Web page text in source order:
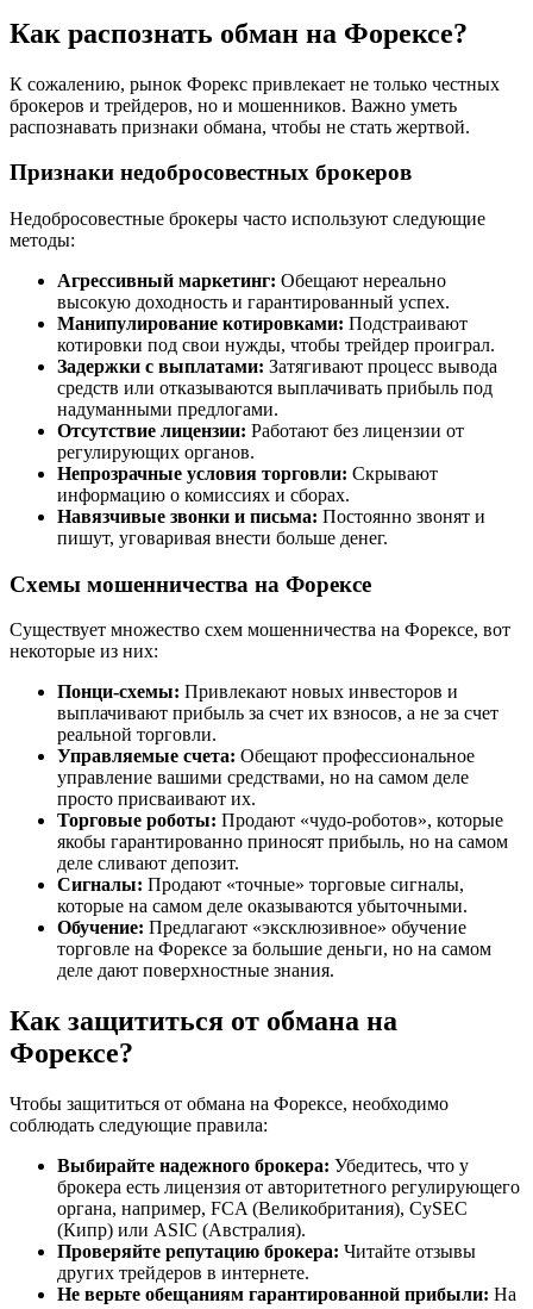
Как распознать обман на Форексе?
К сожалению, рынок Форекс привлекает не только честных
брокеров и трейдеров, но и мошенников. Важно уметь
распознавать признаки обмана, чтобы не стать жертвой.
Признаки недобросовестных брокеров
Недобросовестные брокеры часто используют следующие
методы:
Агрессивный маркетинг: Обещают нереально
высокую доходность и гарантированный успех.
Манипулирование котировками: Подстраивают
котировки под свои нужды, чтобы трейдер проиграл.
Задержки с выплатами: Затягивают процесс вывода
средств или отказываются выплачивать прибыль под
надуманными предлогами.
Отсутствие лицензии: Работают без лицензии от
регулирующих органов.
Непрозрачные условия торговли: Скрывают
информацию о комиссиях и сборах.
Навязчивые звонки и письма: Постоянно звонят и
пишут, уговаривая внести больше денег.
Схемы мошенничества на Форексе
Существует множество схем мошенничества на Форексе, вот
некоторые из них:
Понци-схемы: Привлекают новых инвесторов и
выплачивают прибыль за счет их взносов, а не за счет
реальной торговли.
Управляемые счета: Обещают профессиональное
управление вашими средствами, но на самом деле
просто присваивают их.
Торговые роботы: Продают «чудо-роботов», которые
якобы гарантированно приносят прибыль, но на самом
деле сливают депозит.
Сигналы: Продают «точные» торговые сигналы,
которые на самом деле оказываются убыточными.
Обучение: Предлагают «эксклюзивное» обучение
торговле на Форексе за большие деньги, но на самом
деле дают поверхностные знания.
Как защититься от обмана на
Форексе?
Чтобы защититься от обмана на Форексе, необходимо
соблюдать следующие правила:
Выбирайте надежного брокера: Убедитесь, что у
брокера есть лицензия от авторитетного регулирующего
органа, например, FCA (Великобритания), CySEC
(Кипр) или ASIC (Австралия).
Проверяйте репутацию брокера: Читайте отзывы
других трейдеров в интернете.
Не верьте обещаниям гарантированной прибыли: На